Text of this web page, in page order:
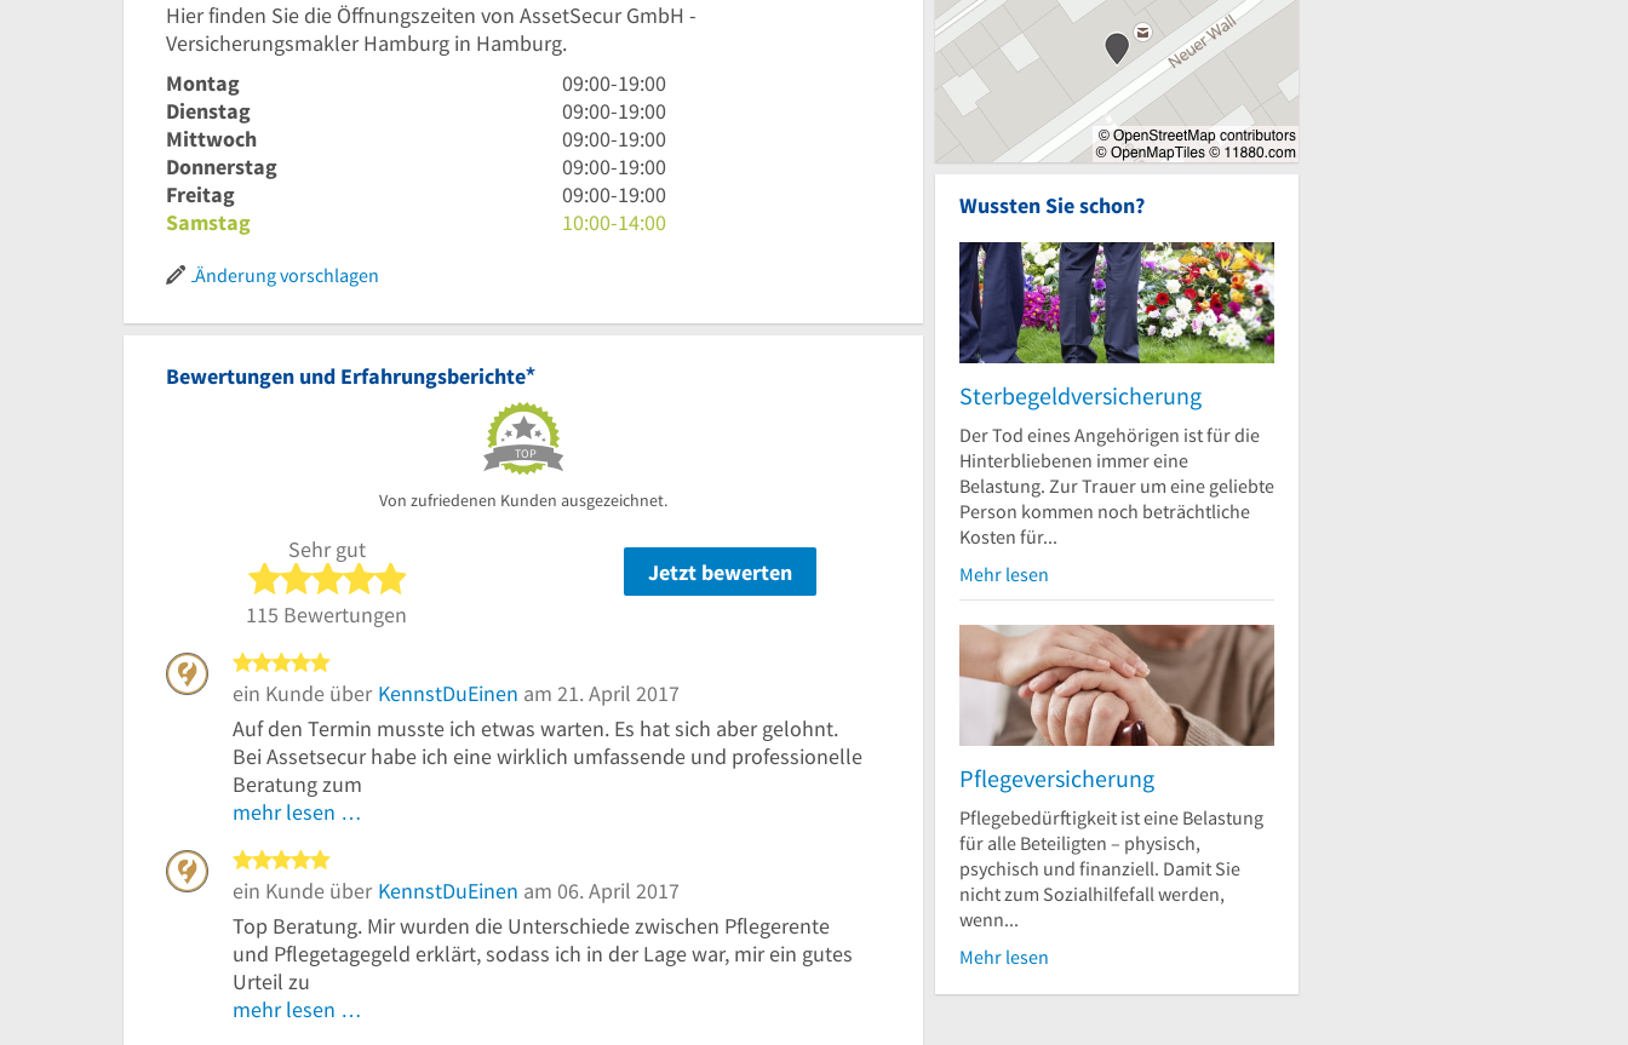
Hier finden Sie die Öffnungszeiten von AssetSecur GmbH -
Versicherungsmakler Hamburg in Hamburg.
Montag
9
Uhr
bis
19
Uhr
09:00-19:00
Dienstag
9
Uhr
bis
19
Uhr
09:00-19:00
Mittwoch
9
Uhr
bis
19
09:00-19:00
Donnerstag
9
Uhr
bis
09:00-19:00
Freitag
9
Uhr
09:00-19:00
Samstag
10
Uhr
10:00-14:00
Änderung vorschlagen
Bewertungen und Erfahrungsberichte*
TOP
Von zufriedenen Kunden ausgezeichnet.
Sehr gut
5 von 5 Sternen
115 Bewertungen
Jetzt bewerten
ein Kunde über KennstDuEinen am 21. April 2017
Auf den Termin musste ich etwas warten. Es hat sich aber gelohnt.
Bei Assetsecur habe ich eine wirklich umfassende und professionelle
Beratung zum
mehr lesen …
ein Kunde über KennstDuEinen am 06. April 2017
Top Beratung. Mir wurden die Unterschiede zwischen Pflegerente
und Pflegetagegeld erklärt, sodass ich in der Lage war, mir ein gutes
Urteil zu
mehr lesen …
Wussten Sie schon?
Sterbegeldversicherung
Der Tod eines Angehörigen ist für die
Hinterbliebenen immer eine
Belastung. Zur Trauer um eine geliebte
Person kommen noch beträchtliche
Kosten für...
Mehr lesen
Pflegeversicherung
Pflegebedürftigkeit ist eine Belastung
für alle Beteiligten – physisch,
psychisch und finanziell. Damit Sie
nicht zum Sozialhilfefall werden,
wenn...
Mehr lesen